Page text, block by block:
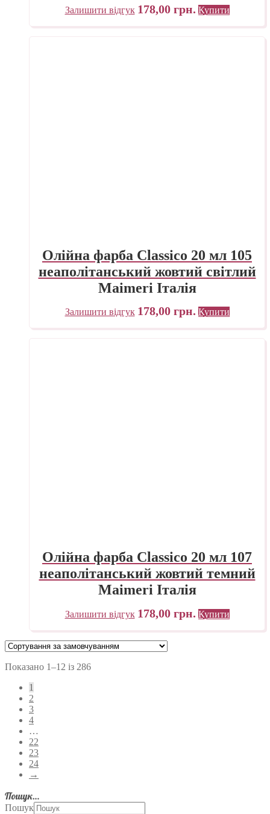
Залишити відгук 178,00 грн. Купити
Олійна фарба Classico 20 мл 105
неаполітанський жовтий світлий
Maimeri Італія
Залишити відгук 178,00 грн. Купити
Олійна фарба Classico 20 мл 107
неаполітанський жовтий темний
Maimeri Італія
Залишити відгук 178,00 грн. Купити
Показано 1–12 із 286
1
2
3
4
…
22
23
24
→
Пошук…
Пошук